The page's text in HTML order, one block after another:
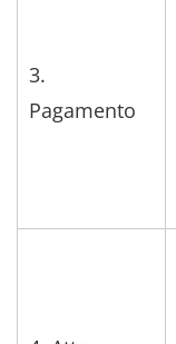
3.
Pagamento